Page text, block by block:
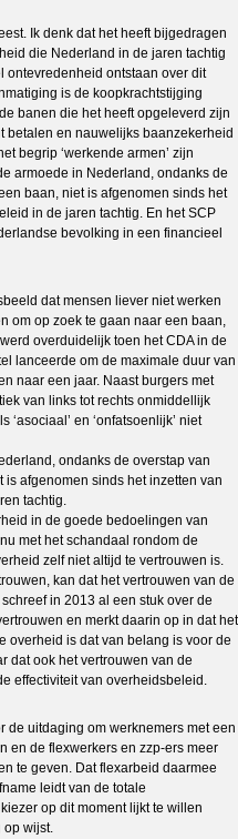
Ik denk dat het heeft bijgedragen
die Nederland in de jaren tachtig
ontevredenheid ontstaan over dit
is de koopkrachtstijging
banen die het heeft opgeleverd zijn
betalen en nauwelijks baanzekerheid
begrip ‘werkende armen’ zijn
armoede in Nederland, ondanks de
baan, niet is afgenomen sinds het
in de jaren tachtig. En het SCP
bevolking in een financieel
dat mensen liever niet werken
om op zoek te gaan naar een baan,
overduidelijk toen het CDA in de
lanceerde om de maximale duur van
naar een jaar. Naast burgers met
van links tot rechts onmiddellijk
en ‘onfatsoenlijk’ niet
ondanks de overstap van
afgenomen sinds het inzetten van
tachtig.
in de goede bedoelingen van
met het schandaal rondom de
zelf niet altijd te vertrouwen is.
kan dat het vertrouwen van de
in 2013 al een stuk over de
en merkt daarin op in dat het
overheid is dat van belang is voor de
dat ook het vertrouwen van de
effectiviteit van overheidsbeleid.
de uitdaging om werknemers met een
en de flexwerkers en zzp-ers meer
te geven. Dat flexarbeid daarmee
leidt van de totale
op dit moment lijkt te willen
op wijst.